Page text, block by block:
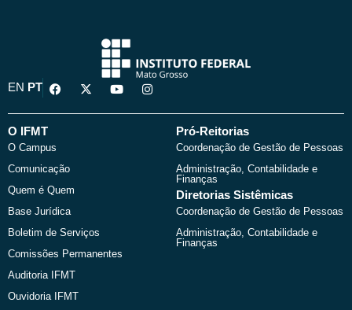
EN PT
F
a
e
o
k
X
-
w
Y
o
t
I
n
t
O IFMT
O Campus
Comunicação
Quem é Quem
Base Jurídica
Boletim de Serviços
Comissões Permanentes
Auditoria IFMT
Ouvidoria IFMT
Pró-Reitorias
Coordenação de Gestão de Pessoas
Administração, Contabilidade e
Finanças
Diretorias Sistêmicas
Coordenação de Gestão de Pessoas
Administração, Contabilidade e
Finanças